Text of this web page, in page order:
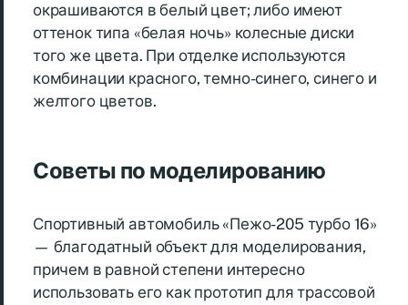
окрашиваются в белый цвет; либо имеют
оттенок типа «белая ночь» колесные диски
того же цвета. При отделке используются
комбинации красного, темно-синего, синего и
желтого цветов.
Советы по моделированию
Спортивный автомобиль «Пежо-205 турбо 16»
— благодатный объект для моделирования,
причем в равной степени интересно
использовать его как прототип для трассовой